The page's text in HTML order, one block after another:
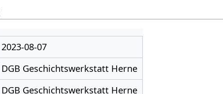
2023-08-07
DGB Geschichtswerkstatt Herne
DGB Geschichtswerkstatt Herne